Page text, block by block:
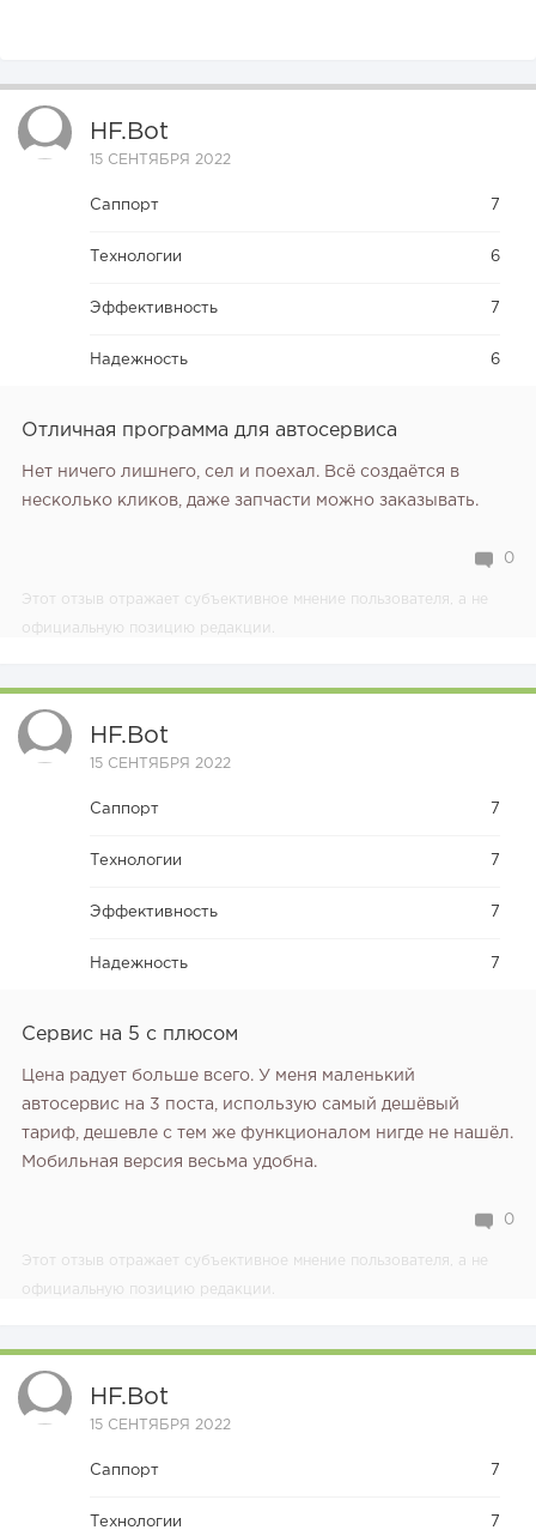
HF.bot
15 СЕНТЯБРЯ 2022
Саппорт 7
Технологии 6
Эффективность 7
Надежность 6
Отличная программа для автосервиса
Нет ничего лишнего, сел и поехал. Всё создаётся в
несколько кликов, даже запчасти можно заказывать.
0
Этот отзыв отражает субъективное мнение пользователя, а не
официальную позицию редакции.
HF.bot
15 СЕНТЯБРЯ 2022
Саппорт 7
Технологии 7
Эффективность 7
Надежность 7
Сервис на 5 с плюсом
Цена радует больше всего. У меня маленький
автосервис на 3 поста, использую самый дешёвый
тариф, дешевле с тем же функционалом нигде не нашёл.
Мобильная версия весьма удобна.
0
Этот отзыв отражает субъективное мнение пользователя, а не
официальную позицию редакции.
HF.bot
15 СЕНТЯБРЯ 2022
Саппорт 7
Технологии 7